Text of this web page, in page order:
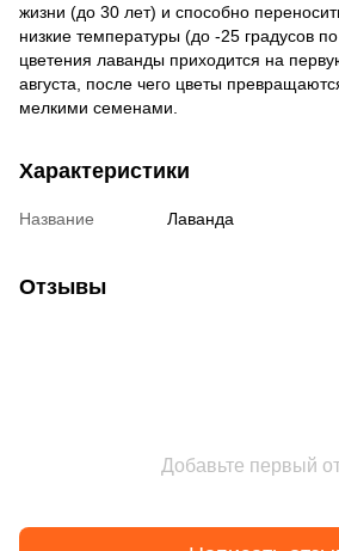
жизни (до 30 лет) и способно
низкие температуры (до -25 градусов
цветения лаванды приходится на
августа, после чего цветы
мелкими семенами.
Характеристики
Название Лаванда
Отзывы
Добавьте первый